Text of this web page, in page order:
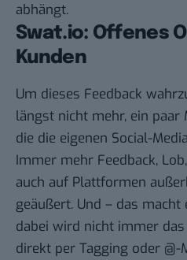
abhängt.
Swat.io: Offenes
Kunden
Um dieses Feedback
längst nicht mehr, ein paar
die die eigenen Social-
Immer mehr Feedback,
auch auf Plattformen
geäußert. Und – das
dabei wird nicht immer
direkt per Tagging oder